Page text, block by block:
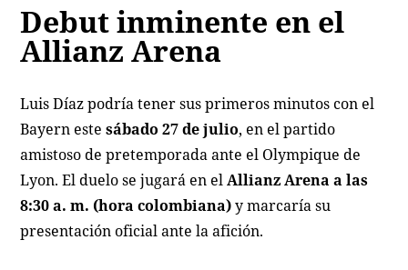
Debut inminente en el
Allianz Arena
Luis Díaz podría tener sus primeros minutos con el
Bayern estesábado 27 de julio, en el partido
amistoso de pretemporada ante el Olympique de
Lyon. El duelo se jugará en elAllianz Arena a las
8:30 a. m. (hora colombiana)y marcaría su
presentación oficial ante la afición.